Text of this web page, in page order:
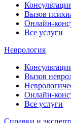
Вызов
Онлайн-
Все услуги
Неврология
Вызов
Онлайн-
Все услуги